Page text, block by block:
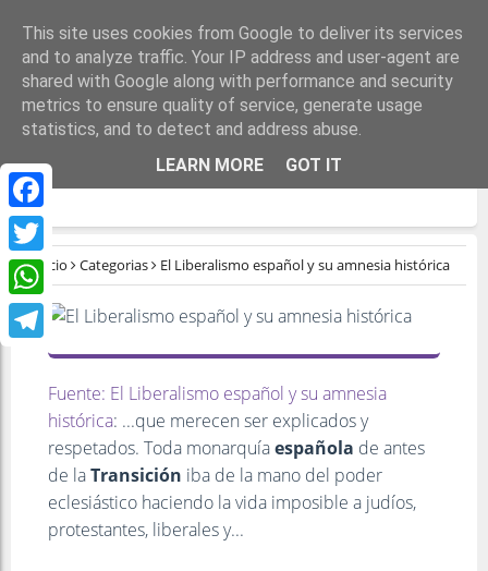
Facebook
Twitter
WhatsApp
Telegram
EL LIBERALISMO ESPAÑOL Y SU AMNESIA
HISTÓRICA
Inicio Categorias El Liberalismo español y su amnesia histórica
Fuente: El Liberalismo español y su amnesia
histórica: ...que merecen ser explicados y
respetados. Toda monarquíaespañola de antes
de laTransición iba de la mano del poder
eclesiástico haciendo la vida imposible a judíos,
protestantes, liberales y...
This site uses cookies from Google to deliver its services
and to analyze traffic. Your IP address and user-agent are
shared with Google along with performance and security
metrics to ensure quality of service, generate usage
statistics, and to detect and address abuse.
LEARN MORE
GOT IT